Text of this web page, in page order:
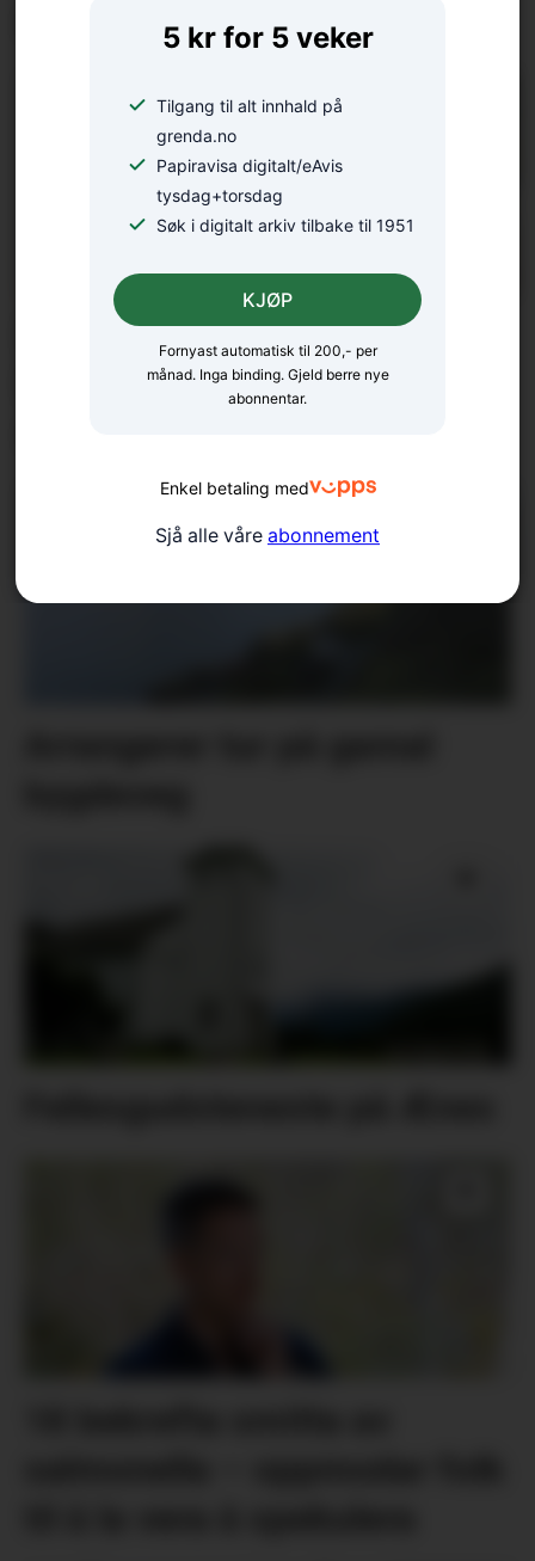
5 kr for 5 veker
Tilgang til alt innhald på
grenda.no
Papiravisa digitalt/eAvis
tysdag+torsdag
Søk i digitalt arkiv tilbake til 1951
Fornyast automatisk til 200,- per
månad. Inga binding. Gjeld berre nye
abonnentar.
KJØP
Enkel betaling med
Sjå alle våre abonnement
Diplomat i kriseråka land: –
Eg har sett at ein kan laga